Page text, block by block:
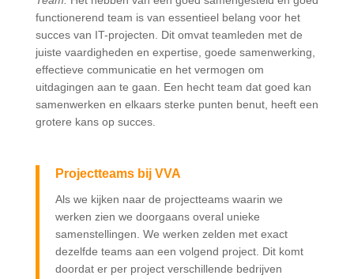
functionerend team is van essentieel belang voor het
succes van IT-projecten. Dit omvat teamleden met de
juiste vaardigheden en expertise, goede samenwerking,
effectieve communicatie en het vermogen om
uitdagingen aan te gaan. Een hecht team dat goed kan
samenwerken en elkaars sterke punten benut, heeft een
grotere kans op succes.
Projectteams bij VVA
Als we kijken naar de projectteams waarin we
werken zien we doorgaans overal unieke
samenstellingen. We werken zelden met exact
dezelfde teams aan een volgend project. Dit komt
doordat er per project verschillende bedrijven